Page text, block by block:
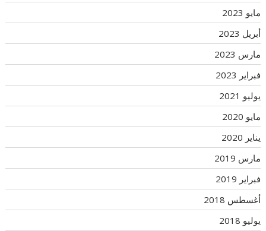
مايو 2023
أبريل 2023
مارس 2023
فبراير 2023
يوليو 2021
مايو 2020
يناير 2020
مارس 2019
فبراير 2019
أغسطس 2018
يوليو 2018